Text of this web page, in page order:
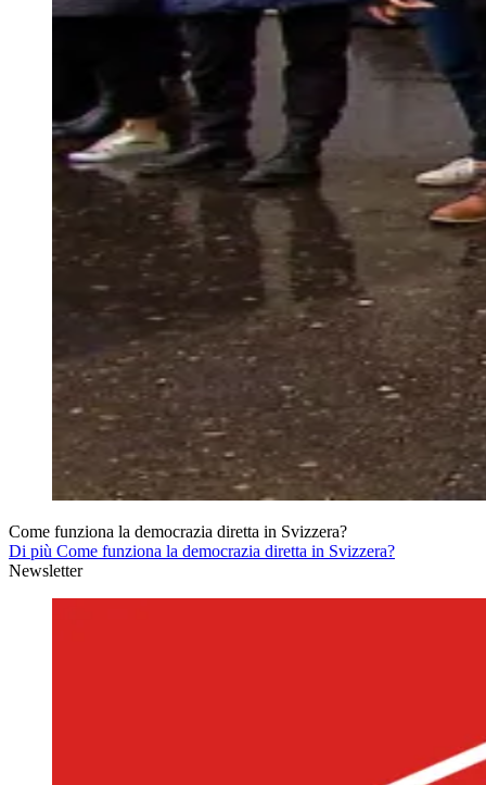
Come funziona la democrazia diretta in Svizzera?
Di più Come funziona la democrazia diretta in Svizzera?
Newsletter